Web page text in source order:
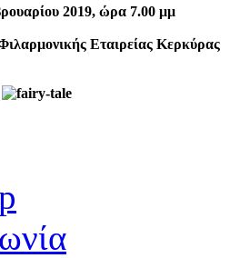
2019, ώρα 7.00 μμ
Εταιρείας Κερκύρας